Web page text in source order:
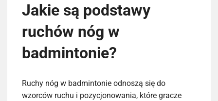
Jakie są podstawy
ruchów nóg w
badmintonie?
Ruchy nóg w badmintonie odnoszą się do
wzorców ruchu i pozycjonowania, które gracze